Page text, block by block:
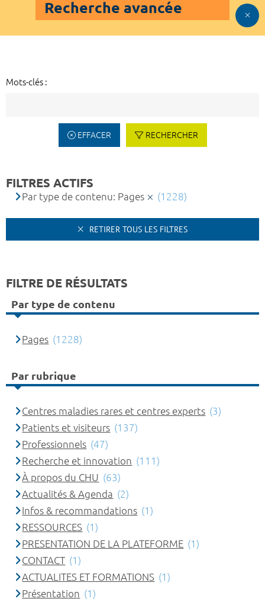
Recherche avancée
Mots-clés :
EFFACER RECHERCHER
FILTRES ACTIFS
Par type de contenu: Pages (1228)
RETIRER TOUS LES FILTRES
FILTRE DE RÉSULTATS
Par type de contenu
Pages (1228)
Par rubrique
Centres maladies rares et centres experts (3)
Patients et visiteurs (137)
Professionnels (47)
Recherche et innovation (111)
À propos du CHU (63)
Actualités & Agenda (2)
Infos & recommandations (1)
RESSOURCES (1)
PRESENTATION DE LA PLATEFORME (1)
CONTACT (1)
ACTUALITES ET FORMATIONS (1)
Présentation (1)